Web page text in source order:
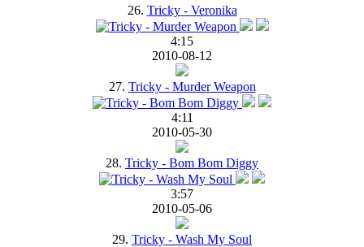
26. Tricky - Veronika
4:15
2010-08-12
27. Tricky - Murder Weapon
4:11
2010-05-30
28. Tricky - Bom Bom Diggy
3:57
2010-05-06
29. Tricky - Wash My Soul